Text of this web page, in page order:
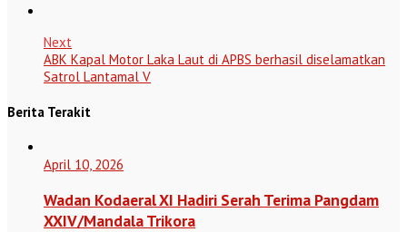
Next
ABK Kapal Motor Laka Laut di APBS berhasil diselamatkan
Satrol Lantamal V
Berita Terakit
April 10, 2026
Wadan Kodaeral XI Hadiri Serah Terima Pangdam
XXIV/Mandala Trikora